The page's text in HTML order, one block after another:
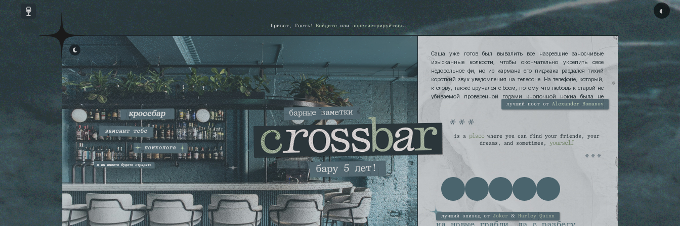
бару 5 лет!
Саша уже готов был вывалить все назревшие заносчивые
изысканные колкости, чтобы окончательно укрепить свое
недовольное фи, но из кармана его пиджака раздался тихий
короткий звук уведомления на телефоне. На телефоне, который,
к слову, также вручался с боем, потому что любовь к старой не
убиваемой проверенной годами кнопочной нокиа была не
рушима, и потому что «ну, пойми ты, Миша, не мое это все».
лучший пост от Alexander Romanov
лучший эпизод от Joker & Harley Quinn
is a place where you can find your friends, your
dreams, and sometimes, yourself
барные заметки
ОТКЛЮЧИТЬ СКРИПТЫ ▾
КАСТОМНЫЕ СКРИПТЫ
▾
ССЫЛКИ В НАВИГАЦИИ ФОРУМА ▾
Привет, Гость! Войдите или зарегистрируйтесь.
◐